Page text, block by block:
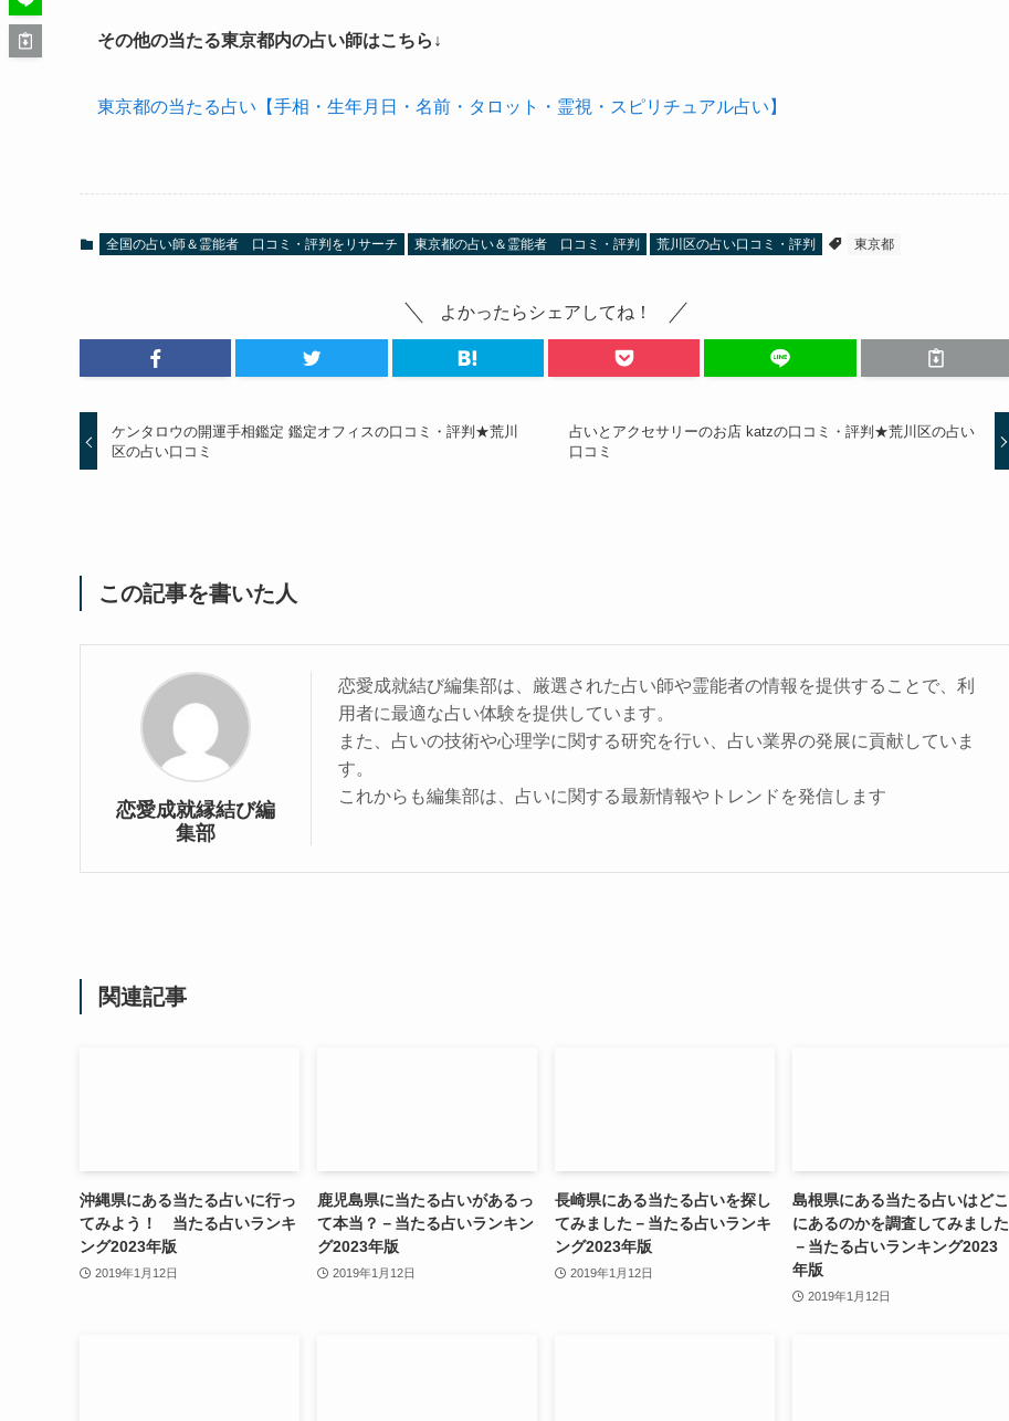
その他の当たる東京都内の占い師はこちら↓
東京都の当たる占い【手相・生年月日・名前・タロット・霊視・スピリチュアル占い】
全国の占い師＆霊能者 口コミ・評判をリサーチ 東京都の占い＆霊能者 口コミ・評判 荒川区の占い口コミ・評判 東京都
よかったらシェアしてね！
ケンタロウの開運手相鑑定 鑑定オフィスの口コミ・評判★荒川
区の占い口コミ
占いとアクセサリーのお店 katzの口コミ・評判★荒川区の占い
口コミ
この記事を書いた人
恋愛成就縁結び編
集部
恋愛成就結び編集部は、厳選された占い師や霊能者の情報を提供することで、利
用者に最適な占い体験を提供しています。
また、占いの技術や心理学に関する研究を行い、占い業界の発展に貢献していま
す。
これからも編集部は、占いに関する最新情報やトレンドを発信します
関連記事
沖縄県にある当たる占いに行っ
てみよう！ 当たる占いランキ
ング2023年版
2019年1月12日
鹿児島県に当たる占いがあるっ
て本当？－当たる占いランキン
グ2023年版
2019年1月12日
長崎県にある当たる占いを探し
てみました－当たる占いランキ
ング2023年版
2019年1月12日
島根県にある当たる占いはどこ
にあるのかを調査してみました
－当たる占いランキング2023
年版
2019年1月12日